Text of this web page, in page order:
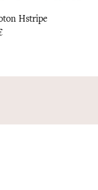
Hstripe